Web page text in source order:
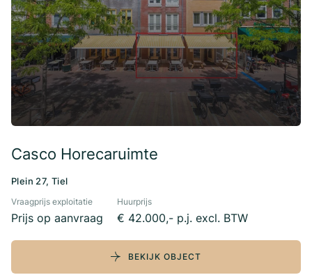
Casco Horecaruimte
Plein 27, Tiel
Vraagprijs exploitatie
Prijs op aanvraag
Huurprijs
€ 42.000,- p.j. excl. BTW
BEKIJK OBJECT